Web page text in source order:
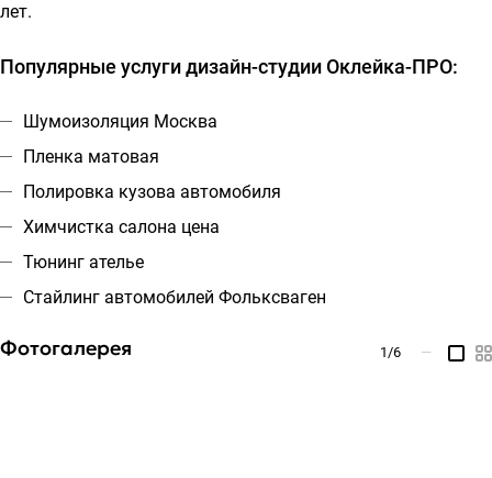
лет.
Популярные услуги дизайн-студии Оклейка-ПРО:
Шумоизоляция Москва
Пленка матовая
Полировка кузова автомобиля
Химчистка салона цена
Тюнинг ателье
Стайлинг автомобилей Фольксваген
Фотогалерея 1/6 —